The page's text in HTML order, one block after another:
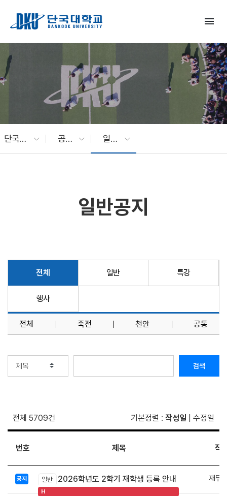
menu
단국대 소식 공지사항 일반공지
일반공지
전체 일반 특강
행사
전체 죽전 천안 공통
검색
전체 5709건 기본정렬 : 작성일 수정일
번호 제목 작
공지 일반 2026학년도 2학기 재학생 등록 안내
H
재무